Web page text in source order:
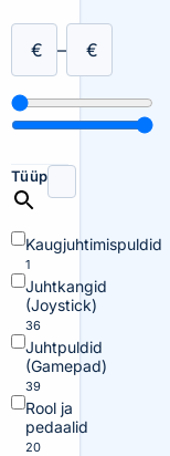
€ – €
Tüüp
Kaugjuhtimispuldid
1
Juhtkangid
(Joystick)
36
Juhtpuldid
(Gamepad)
39
Rool ja
pedaalid
20